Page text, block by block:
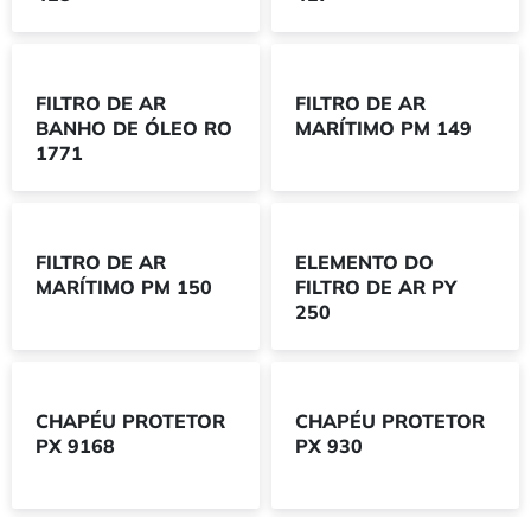
FILTRO DE AR
BANHO DE ÓLEO RO
1771
FILTRO DE AR
MARÍTIMO PM 149
FILTRO DE AR
MARÍTIMO PM 150
ELEMENTO DO
FILTRO DE AR PY
250
CHAPÉU PROTETOR
PX 9168
CHAPÉU PROTETOR
PX 930